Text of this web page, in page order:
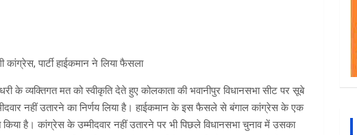
कांग्रेस, पार्टी हाईकमान ने लिया फैसला
के व्यक्तिगत मत को स्वीकृति देते हुए कोलकाता की भवानीपुर विधानसभा सीट पर सूबे
नहीं उतारने का निर्णय लिया है। हाईकमान के इस फैसले से बंगाल कांग्रेस के एक
है। कांग्रेस के उम्मीदवार नहीं उतारने पर भी पिछले विधानसभा चुनाव में उसका